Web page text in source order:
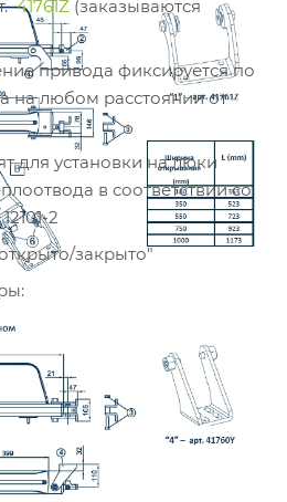
41761Z (заказываются
привода фиксируется по
на любом расстоянии от
для установки на люки
в соответствии со
2
закрыто"